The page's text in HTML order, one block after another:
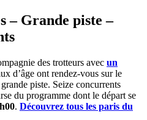
– Grande piste –
des trotteurs avec un
d’âge ont rendez-vous sur le
piste. Seize concurrents
du programme dont le départ se
. Découvrez tous les paris du